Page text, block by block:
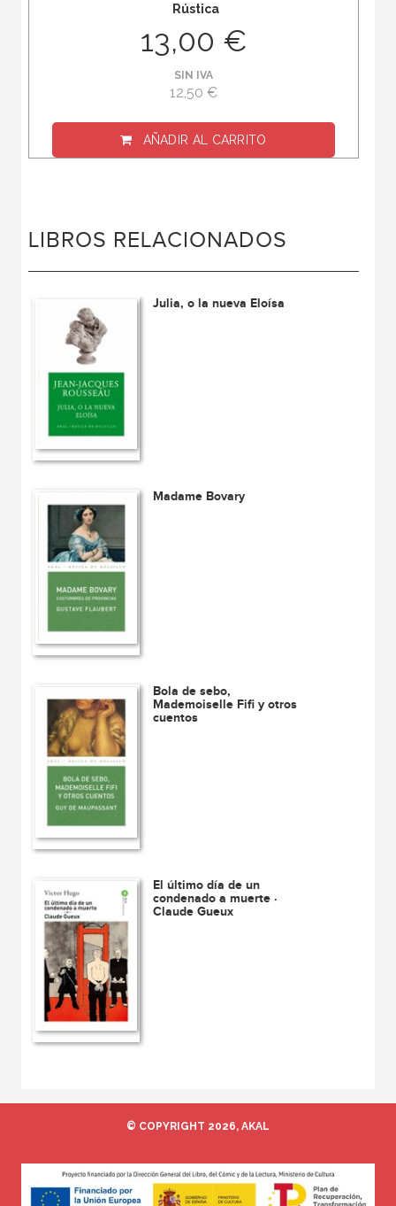
Rústica
13,00 €
SIN IVA
12,50 €
AÑADIR AL CARRITO
LIBROS RELACIONADOS
Julia, o la nueva Eloísa
Madame Bovary
Bola de sebo,
Mademoiselle Fifi y otros
cuentos
El último día de un
condenado a muerte ·
Claude Gueux
© COPYRIGHT 2026, AKAL